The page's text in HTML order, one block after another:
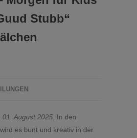
Stubb“
August 2025. In den
es bunt und kreativ in der